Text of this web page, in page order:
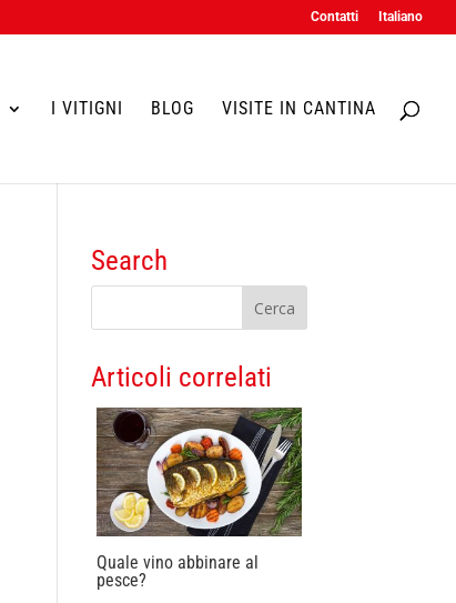
Contatti Italiano
I VITIGNI BLOG VISITE IN CANTINA
Search
Articoli correlati
Quale vino abbinare al
pesce?